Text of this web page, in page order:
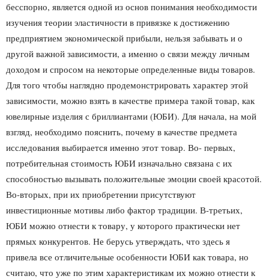
бесспорно, является одной из основ понимания необходимости
изучения теории эластичности в привязке к достижению
предприятием экономической прибыли, нельзя забывать и о
другой важной зависимости, а именно о связи между личным
доходом и спросом на некоторые определенные виды товаров.
Для того чтобы наглядно продемонстрировать характер этой
зависимости, можно взять в качестве примера такой товар, как
ювелирные изделия с бриллиантами (ЮБИ). Для начала, на мой
взгляд, необходимо пояснить, почему в качестве предмета
исследования выбирается именно этот товар. Во- первых,
потребительная стоимость ЮБИ изначально связана с их
способностью вызывать положительные эмоции своей красотой.
Во-вторых, при их приобретении присутствуют
инвестиционные мотивы либо фактор традиции. В-третьих,
ЮБИ можно отнести к товару, у которого практически нет
прямых конкурентов. Не берусь утверждать, что здесь я
привела все отличительные особенности ЮБИ как товара, но
считаю, что уже по этим характеристикам их можно отнести к